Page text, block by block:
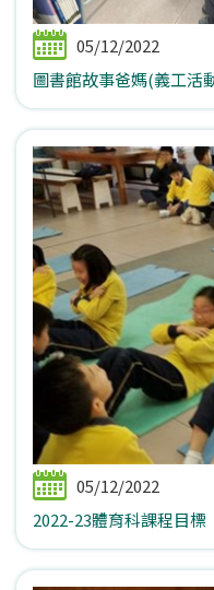
05/12/2022
圖書館故事爸媽(義工活
05/12/2022
2022-23體育科課程目標